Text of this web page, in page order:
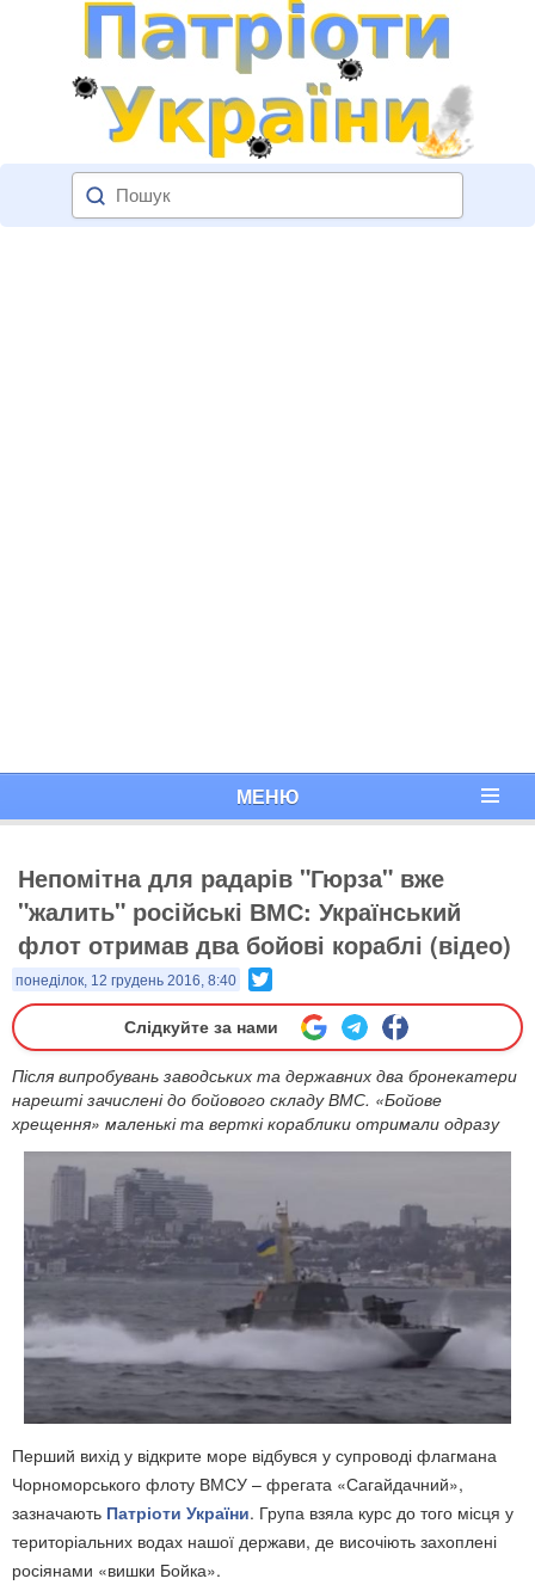
МЕНЮ
​Непомітна для радарів "Гюрза" вже
"жалить" російські ВМС: Український
флот отримав два бойові кораблі (відео)
понеділок, 12 грудень 2016, 8:40
Слідкуйте за нами
Після випробувань заводських та державних два бронекатери
нарешті зачислені до бойового складу ВМС. «Бойове
хрещення» маленькі та верткі кораблики отримали одразу
Перший вихід у відкрите море відбувся у супроводі флагмана
Чорноморського флоту ВМСУ – фрегата «Сагайдачний»,
зазначають Патріоти України. Група взяла курс до того місця у
територіальних водах нашої держави, де височіють захоплені
росіянами «вишки Бойка».